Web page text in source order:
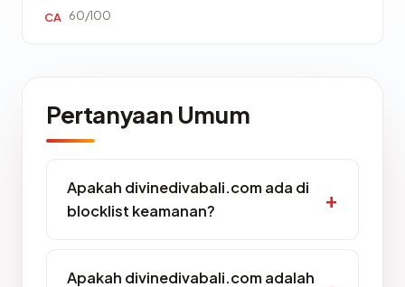
CA 60/100
Pertanyaan Umum
Apakah divinedivabali.com ada di
blocklist keamanan?
Apakah divinedivabali.com adalah